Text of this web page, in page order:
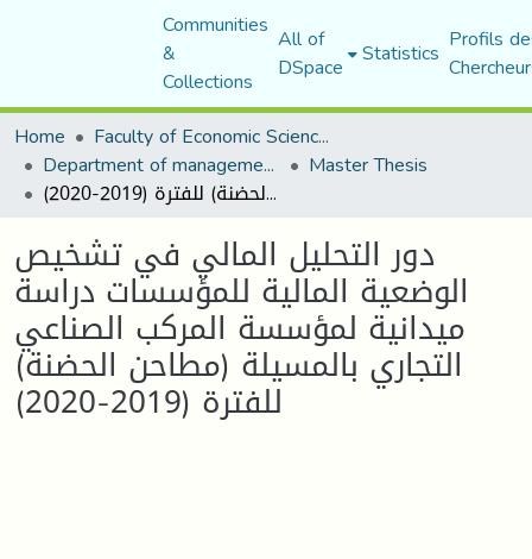
Communities
&
Collections
All of
DSpace Statistics Profils
Home
Faculty of Economic Sciences, Commerce and Management Sciences
Department of management sciences Master Thesis
دور التحليل المالي في تشخيص الوضعية المالية للمؤسسات دراسة ميدانية لمؤسسة المركب الصناعي التجاري بالمسيلة (مطاحن الحضنة) للفترة (2019-2020)
دور التحليل المالي في تشخيص
الوضعية المالية للمؤسسات دراسة
ميدانية لمؤسسة المركب الصناعي
التجاري بالمسيلة (مطاحن الحضنة)
للفترة (2019-2020)